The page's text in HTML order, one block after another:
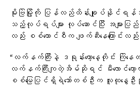
မိုးဗြဲမြို့ကို ပြန်လည်ထိန်းချုပ်နိုင်ရ
သည့်လုပ်ရပ်များ လုပ်ဆောင်ပြီး အများပ
လည်း စစ်ကောင်စီက ဖျက်ဆီးနေကြောင်းလ
“လက်နက်ကြီးနဲ့ ဒရုန်းတော့နေ့တိုင်း က
လက်နက်ကြီးကျတဲ့အိမ်ဆိုရင် မီးလောင်တော့
စစ်မြေပြင်ရှိရဲဘော်တစ်ဦးက လူထုနွေဦး